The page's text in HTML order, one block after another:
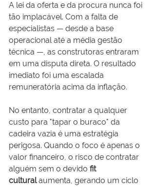
A lei da oferta e da procura nunca foi
tão implacável. Com a falta de
especialistas — desde a base
operacional até a média gestão
técnica —, as construtoras entraram
em uma disputa direta. O resultado
imediato foi uma escalada
remuneratória acima da inflação.
No entanto, contratar a qualquer
custo para "tapar o buraco" da
cadeira vazia é uma estratégia
perigosa. Quando o foco é apenas o
valor financeiro, o risco de contratar
alguém sem o devido fit
cultural aumenta, gerando um ciclo